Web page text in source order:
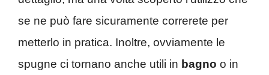
se ne può fare sicuramente correrete per
metterlo in pratica. Inoltre, ovviamente le
spugne ci tornano anche utili in bagno o in